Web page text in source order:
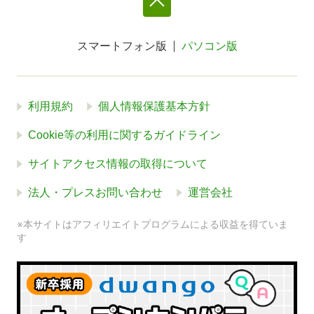
スマートフォン版 パソコン版
利用規約 個人情報保護基本方針
Cookie等の利用に関するガイドライン
サイトアクセス情報の取得について
法人・プレスお問い合わせ 運営会社
※本サイトはアフィリエイトプログラムによる収益を得ていま
す